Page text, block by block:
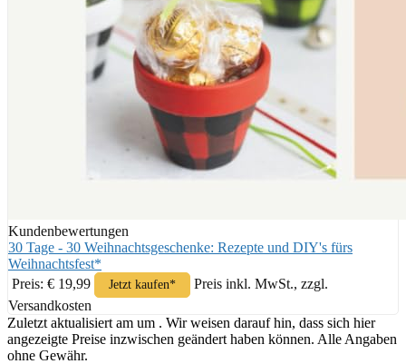
Kundenbewertungen
30 Tage - 30 Weihnachtsgeschenke: Rezepte und DIY's fürs
Weihnachtsfest*
Preis: € 19,99
Jetzt kaufen*
Preis inkl. MwSt., zzgl.
Versandkosten
Zuletzt aktualisiert am um . Wir weisen darauf hin, dass sich hier
angezeigte Preise inzwischen geändert haben können. Alle Angaben
ohne Gewähr.